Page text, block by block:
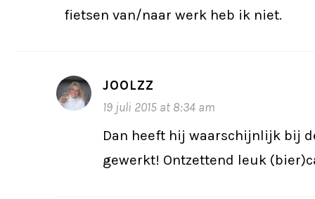
fietsen van/naar werk heb ik niet.
JOOLZZ
19 juli 2015 at 8:34 am
Dan heeft hij waarschijnlijk bij
gewerkt! Ontzettend leuk